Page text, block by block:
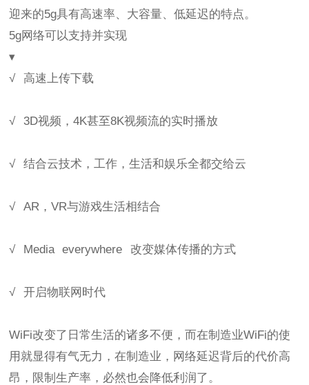
迎来的5g具有高速率、大容量、低延迟的特点。
5g网络可以支持并实现
▾
√ 高速上传下载
√ 3D视频，4K甚至8K视频流的实时播放
√ 结合云技术，工作，生活和娱乐全都交给云
√ AR，VR与游戏生活相结合
√ Media everywhere 改变媒体传播的方式
√ 开启物联网时代
WiFi改变了日常生活的诸多不便，而在制造业WiFi的使
用就显得有气无力，在制造业，网络延迟背后的代价高
昂，限制生产率，必然也会降低利润了。